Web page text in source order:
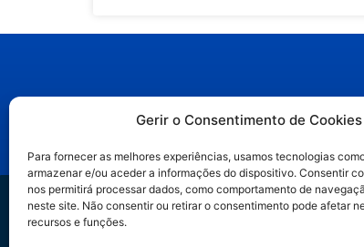
Trilha IA no
Gerir o Consentimento de Cookies
Para fornecer as melhores experiências, usamos tecnologias
armazenar e/ou aceder a informações do dispositivo. Consentir
nos permitirá processar dados, como comportamento de
neste site. Não consentir ou retirar o consentimento pode afetar
recursos e funções.